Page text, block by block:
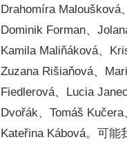
Drahomíra Maloušková
Dominik Forman、
Kamila Maliňáková、
Zuzana Rišiaňová、
Fiedlerová、Lucia
Dvořák、Tomáš
Kateřina Kábová。可